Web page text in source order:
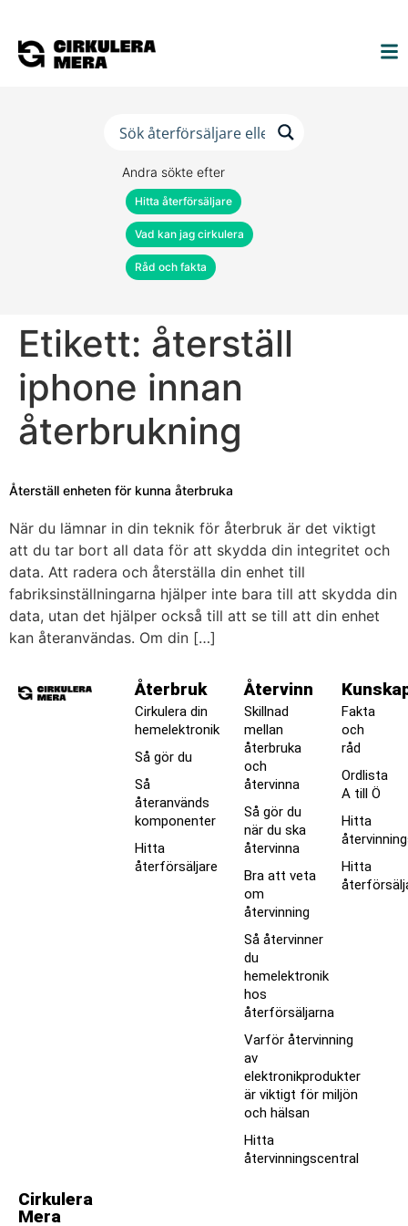
Andra sökte efter
Hitta återförsäljare
Vad kan jag cirkulera
Råd och fakta
Etikett: återställ
iphone innan
återbrukning
Återställ enheten för kunna återbruka
När du lämnar in din teknik för återbruk är det viktigt
att du tar bort all data för att skydda din integritet och
data. Att radera och återställa din enhet till
fabriksinställningarna hjälper inte bara till att skydda din
data, utan det hjälper också till att se till att din enhet
kan återanvändas. Om din […]
Återbruk
Cirkulera din
hemelektronik
Så gör du
Så
återanvänds
komponenter
Hitta
återförsäljare
Återvinn
Skillnad
mellan
återbruka
och
återvinna
Så gör du
när du ska
återvinna
Bra att veta
om
återvinning
Så återvinner
du
hemelektronik
hos
återförsäljarna
Varför återvinning
av
elektronikprodukter
är viktigt för miljön
och hälsan
Hitta
återvinningscentral
Fakta
och
råd
Ordlista
A till Ö
Hitta
Hitta
Cirkulera
Mera